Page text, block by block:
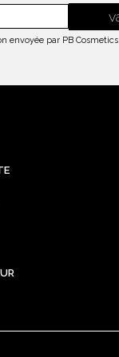
envoyée par PB Cosmetics